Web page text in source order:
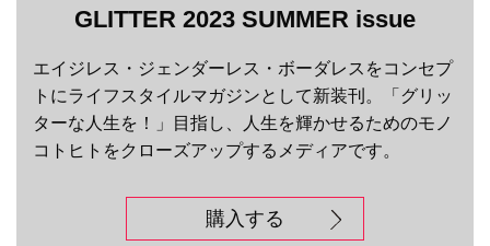
GLITTER 2023 SUMMER issue
エイジレス・ジェンダーレス・ボーダレスをコンセプ
トにライフスタイルマガジンとして新装刊。「グリッ
ターな人生を！」目指し、人生を輝かせるためのモノ
コトヒトをクローズアップするメディアです。
購入する